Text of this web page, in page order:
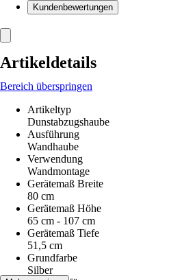
Kundenbewertungen
Artikeldetails
Bereich überspringen
Artikeltyp
Dunstabzugshaube
Ausführung
Wandhaube
Verwendung
Wandmontage
Gerätemaß Breite
80 cm
Gerätemaß Höhe
65 cm - 107 cm
Gerätemaß Tiefe
51,5 cm
Grundfarbe
Silber